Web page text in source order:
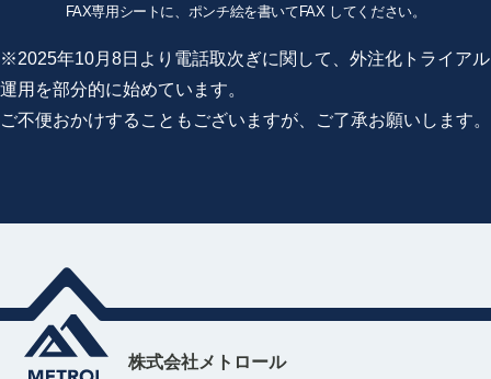
FAX専用シートに、ポンチ絵を書いてFAX してください。
※2025年10月8日より電話取次ぎに関して、外注化トライアル
運用を部分的に始めています。
ご不便おかけすることもございますが、ご了承お願いします。
株式会社メトロール